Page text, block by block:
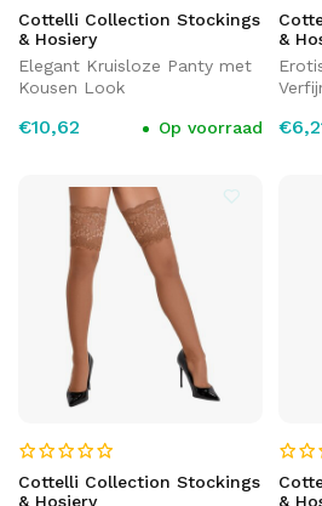
Cottelli Collection Stockings
& Hosiery
Elegant Kruisloze Panty met
Kousen Look
€10,62 Op voorraad
&
Cottelli Collection Stockings
& Hosiery
&